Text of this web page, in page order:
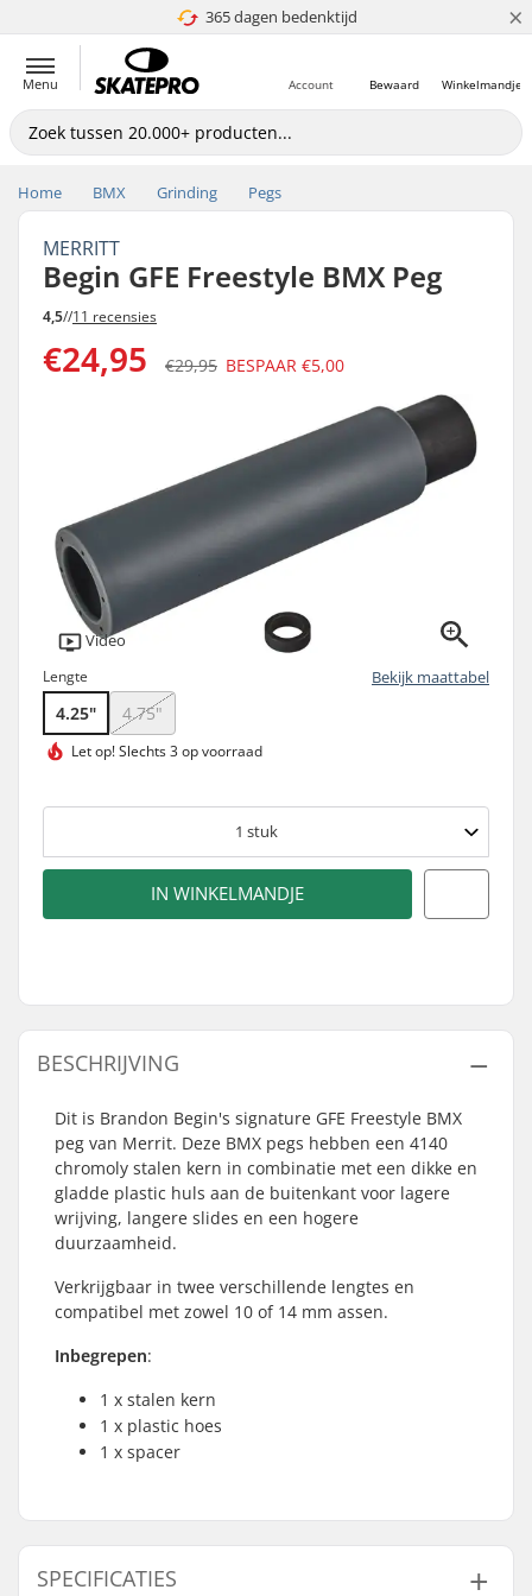
365 dagen bedenktijd
4.8 van 5 ×
Menu Winkelmandje
Bewaard
Account
Home BMX Grinding Pegs
MERRITT
Begin GFE Freestyle BMX Peg
4,5//11 recensies
€24,95 €29,95 BESPAAR €5,00
Video
Lengte Bekijk maattabel
4.25" 4.75"
Let op!Slechts 3 op voorraad
1 stuk
IN WINKELMANDJE
BESCHRIJVING
Dit is Brandon Begin's signature GFE Freestyle BMX
peg van Merrit. Deze BMX pegs hebben een 4140
chromoly stalen kern in combinatie met een dikke en
gladde plastic huls aan de buitenkant voor lagere
wrijving, langere slides en een hogere
duurzaamheid.
Verkrijgbaar in twee verschillende lengtes en
compatibel met zowel 10 of 14 mm assen.
Inbegrepen:
1 x stalen kern
1 x plastic hoes
1 x spacer
SPECIFICATIES